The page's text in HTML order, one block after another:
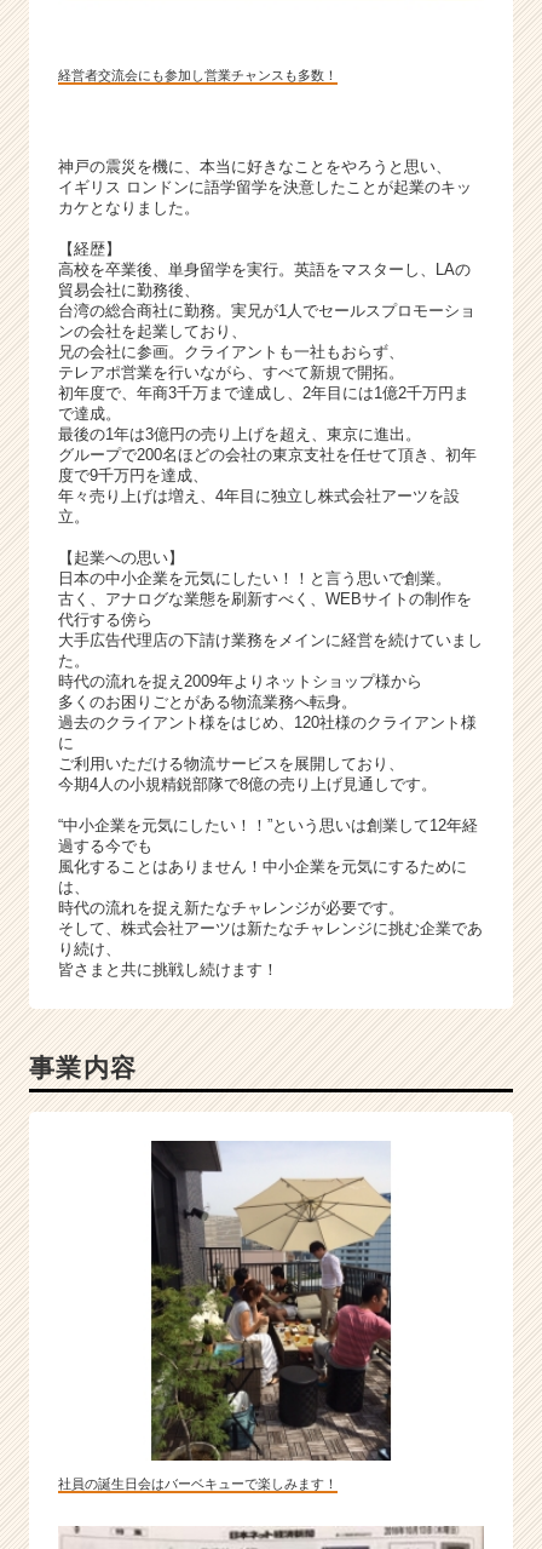
ャ
（C
h
r
a
r
e
e
経営者交流会にも参加し営業チャンスも多数！
神戸の震災を機に、本当に好きなことをやろうと思い、
イギリス ロンドンに語学留学を決意したことが起業のキッ
カケとなりました。
【経歴】
高校を卒業後、単身留学を実行。英語をマスターし、LAの
貿易会社に勤務後、
台湾の総合商社に勤務。実兄が1人でセールスプロモーショ
ンの会社を起業しており、
兄の会社に参画。クライアントも一社もおらず、
テレアポ営業を行いながら、すべて新規で開拓。
初年度で、年商3千万まで達成し、2年目には1億2千万円ま
で達成。
最後の1年は3億円の売り上げを超え、東京に進出。
グループで200名ほどの会社の東京支社を任せて頂き、初年
度で9千万円を達成、
年々売り上げは増え、4年目に独立し株式会社アーツを設
立。
【起業への思い】
日本の中小企業を元気にしたい！！と言う思いで創業。
古く、アナログな業態を刷新すべく、WEBサイトの制作を
代行する傍ら
大手広告代理店の下請け業務をメインに経営を続けていまし
た。
時代の流れを捉え2009年よりネットショップ様から
多くのお困りごとがある物流業務へ転身。
過去のクライアント様をはじめ、120社様のクライアント様
に
ご利用いただける物流サービスを展開しており、
今期4人の小規精鋭部隊で8億の売り上げ見通しです。
“中小企業を元気にしたい！！”という思いは創業して12年経
過する今でも
風化することはありません！中小企業を元気にするために
は、
時代の流れを捉え新たなチャレンジが必要です。
そして、株式会社アーツは新たなチャレンジに挑む企業であ
り続け、
皆さまと共に挑戦し続けます！
事業内容
社員の誕生日会はバーベキューで楽しみます！